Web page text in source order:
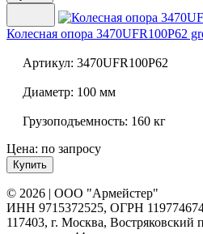
Колесная опора 3470UFR100P62
Артикул: 3470UFR100P62
Диаметр: 100 мм
Грузоподъемность: 160 кг
Цена: по запросу
Купить
© 2026 | ООО "Армейстер"
ИНН 9715372525, ОГРН
117403, г. Москва, Востряковский